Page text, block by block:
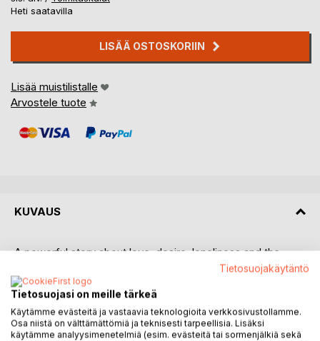
Heti saatavilla
LISÄÄ OSTOSKORIIN
Lisää muistilistalle
Arvostele tuote
KUVAUS
A powerful story about love, desire, loneliness and the
Tattered Relationships by Esa Esander is an emotionally
intense contemporary novel exploring modern
relationships, aging, jealousy, sexuality, and the desperate
human need for intimacy.
Tietosuojakäytäntö
Tietosuojasi on meille tärkeä
Käytämme evästeitä ja vastaavia teknologioita verkkosivustollamme.
Osa niistä on välttämättömiä ja teknisesti tarpeellisia. Lisäksi
käytämme analyysimenetelmiä (esim. evästeitä tai sormenjälkiä sekä